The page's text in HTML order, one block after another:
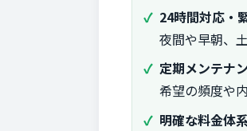
24時間対応・
夜間や早朝、
定期メンテナ
希望の頻度や
明確な料金体